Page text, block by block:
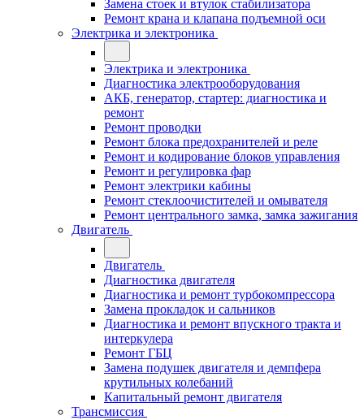
Замена стоек и втулок стабилизатора
Ремонт крана и клапана подъемной оси
Электрика и электроника
Электрика и электроника
Диагностика электрооборудования
АКБ, генератор, стартер: диагностика и
ремонт
Ремонт проводки
Ремонт блока предохранителей и реле
Ремонт и кодирование блоков управления
Ремонт и регулировка фар
Ремонт электрики кабины
Ремонт стеклоочистителей и омывателя
Ремонт центрального замка, замка зажигания
Двигатель
Двигатель
Диагностика двигателя
Диагностика и ремонт турбокомпрессора
Замена прокладок и сальников
Диагностика и ремонт впускного тракта и
интеркулера
Ремонт ГБЦ
Замена подушек двигателя и демпфера
крутильных колебаний
Капитальный ремонт двигателя
Трансмиссия